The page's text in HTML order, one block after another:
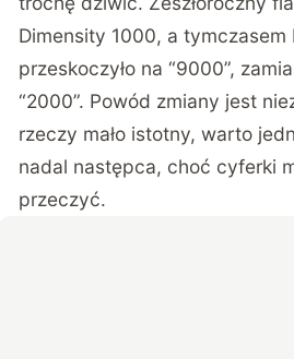
Dimensity 1000, a tymczasem
przeskoczyło na “9000”,
“2000”. Powód zmiany jest
rzeczy mało istotny, warto
nadal następca, choć cyferki
przeczyć.